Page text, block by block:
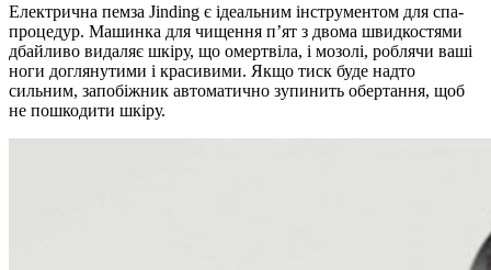
Електрична пемза Jinding є ідеальним інструментом для спа-
процедур. Машинка для чищення п’ят з двома швидкостями
дбайливо видаляє шкіру, що омертвіла, і мозолі, роблячи ваші
ноги доглянутими і красивими. Якщо тиск буде надто
сильним, запобіжник автоматично зупинить обертання, щоб
не пошкодити шкіру.